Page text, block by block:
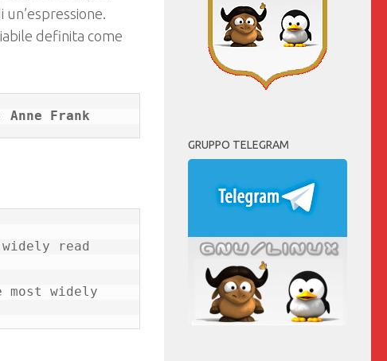
definita come
read
widely
GRUPPO TELEGRAM